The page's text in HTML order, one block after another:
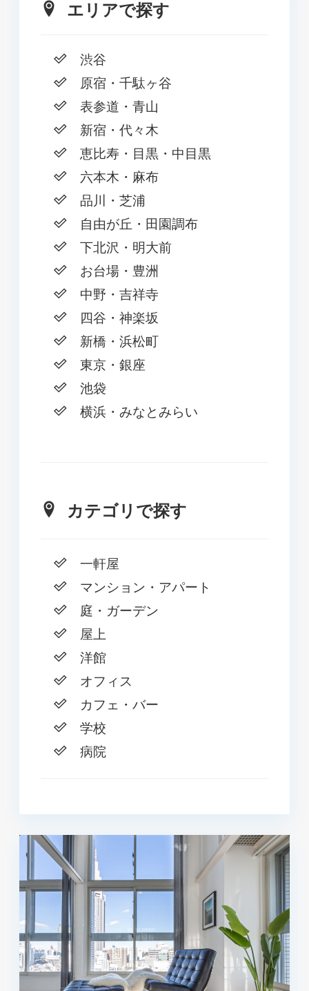
エリアで探す
渋谷
原宿・千駄ヶ谷
表参道・青山
新宿・代々木
恵比寿・目黒・中目黒
六本木・麻布
品川・芝浦
自由が丘・田園調布
下北沢・明大前
お台場・豊洲
中野・吉祥寺
四谷・神楽坂
新橋・浜松町
東京・銀座
池袋
横浜・みなとみらい
カテゴリで探す
一軒屋
マンション・アパート
庭・ガーデン
屋上
洋館
オフィス
カフェ・バー
学校
病院